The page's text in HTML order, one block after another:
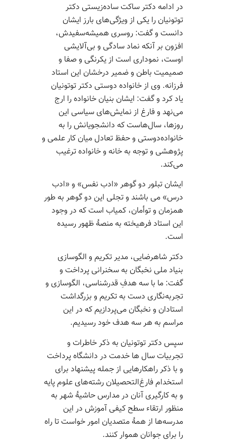
در ادامه دکتر ساکت ساده‌زیستی دکتر
توتونیان را یکی از ویژگی‌های بارز ایشان
دانست و گفت: روسری همیشه‌سفیدش،
افزون بر آنکه نماد سادگی و بی‌آلایشی
اوست، نموداری است از یکرنگی و صفا و
صمیمیت باطن و ضمیر درخشان این استاد
فرزانه. وی از خانواده ‌دوستی دکتر توتونیان
یاد کرد و گفت: ایشان بنیان خانواده را ارج
می‌نهد و فارغ از نمایش‌های سیاسی این
روزها، سال‌هاست که دانشجویانش را به
خانواده‌دوستی و حفظ تعادل میان کار علمی و
پژوهشی و توجه به خانه و خانواده ترغیب
می‌کند.
ایشان تبلور دو گوهر «ادب نفس» و «ادب
درس» می باشند و تجلی این دو گوهر به طور
همزمان و توأمان، کمیاب است که در وجود
این استاد فرهیخته به منصۀ ظهور رسیده
است.
دکتر شاهرضایی، مدیر تکریم و الگوسازی
بنیاد ملی نخبگان به سخنرانی پرداخت و
گفت: ما با سه هدفِ قدرشناسی، الگوسازی و
تجربه‌نگاری دست به تکریم و بزرگداشت
استادان و نخبگان می‌پردازیم که در این
مراسم به هر سه هدف خود رسیدیم.
سپس دکتر توتونیان به ذکر خاطرات و
تجربیات سال ها خدمت در دانشگاه پرداخت
و با ذکر راهکارهایی از جمله پیشنهاد برای
استخدام فارغ‌التحصیلان رشته‌های علوم پایه
و به کارگیری آنان در مدارس حاشیۀ شهر به
منظور ارتقاء سطح کیفی آموزش در این
مدرسه‌ها از همۀ متصدیان امور خواست تا راه
را برای جوانان هموار کنند.